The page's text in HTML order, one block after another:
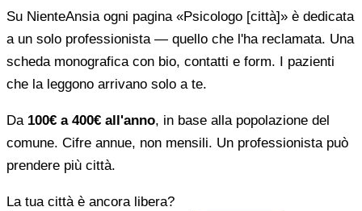
Su NienteAnsia ogni pagina «Psicologo [città]» è dedicata
a un solo professionista — quello che l'ha reclamata. Una
scheda monografica con bio, contatti e form. I pazienti
che la leggono arrivano solo a te.
Da 100€ a 400€ all'anno, in base alla popolazione del
comune. Cifre annue, non mensili. Un professionista può
prendere più città.
La tua città è ancora libera?